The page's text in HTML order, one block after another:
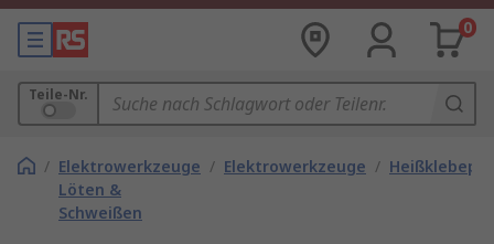
0
Teile-Nr.
/ Elektrowerkzeuge
Löten &
Schweißen
/ Elektrowerkzeuge /